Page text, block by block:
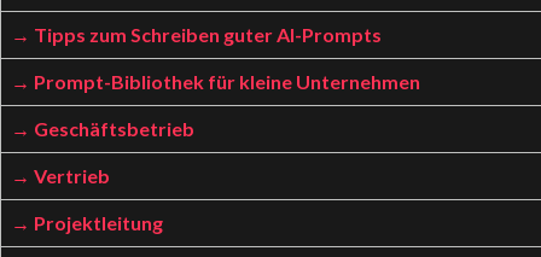
Tipps zum Schreiben guter AI-Prompts
Prompt-Bibliothek für kleine Unternehmen
Geschäftsbetrieb
Vertrieb
Projektleitung